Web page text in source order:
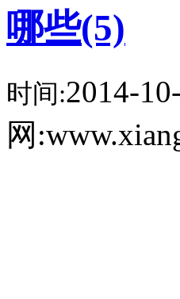
哪些(5)
时间:2014-
网